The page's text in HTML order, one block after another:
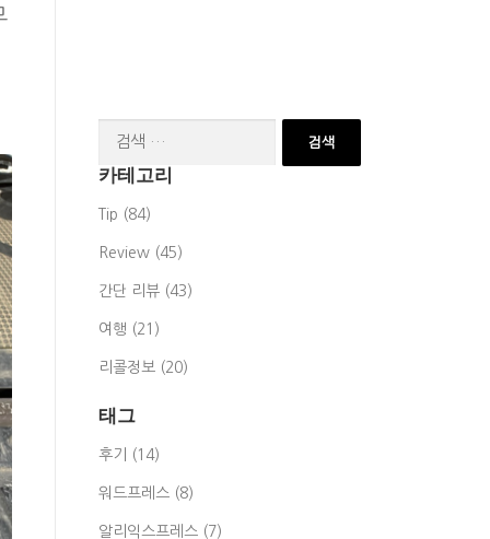
색:
카테고리
Tip (84)
Review (45)
간단 리뷰 (43)
여행 (21)
리콜정보 (20)
태그
후기 (14)
워드프레스 (8)
알리익스프레스 (7)